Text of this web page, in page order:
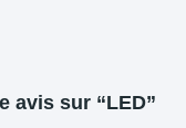
avis sur “LED”